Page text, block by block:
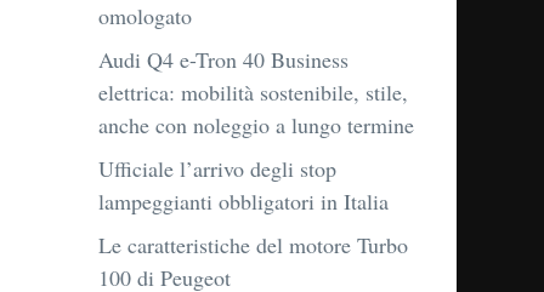
omologato
Audi Q4 e-Tron 40 Business
elettrica: mobilità sostenibile, stile,
anche con noleggio a lungo termine
Ufficiale l’arrivo degli stop
lampeggianti obbligatori in Italia
Le caratteristiche del motore Turbo
100 di Peugeot